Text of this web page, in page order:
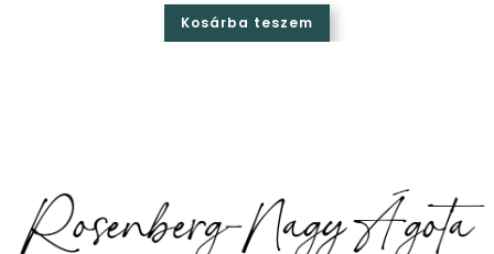
Kosárba teszem